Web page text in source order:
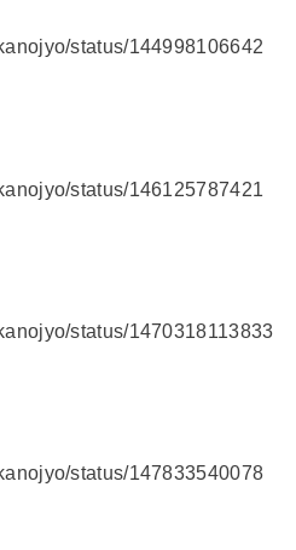
status/144998106642
status/146125787421
status/1470318113833
status/147833540078